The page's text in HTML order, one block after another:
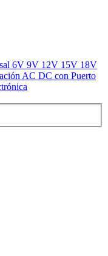
6V 9V 12V 15V 18V
AC DC con Puerto